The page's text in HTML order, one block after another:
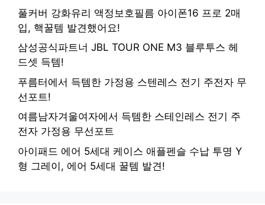
풀커버 강화유리 액정보호필름 아이폰16 프로 2매
입, 핵꿀템 발견했어요!
삼성공식파트너 JBL TOUR ONE M3 블루투스 헤
드셋 득템!
푸름터에서 득템한 가정용 스텐레스 전기 주전자 무
선포트!
여름남자겨울여자에서 득템한 스테인레스 전기 주
전자 가정용 무선포트
아이패드 에어 5세대 케이스 애플펜슬 수납 투명 Y
형 그레이, 에어 5세대 꿀템 발견!